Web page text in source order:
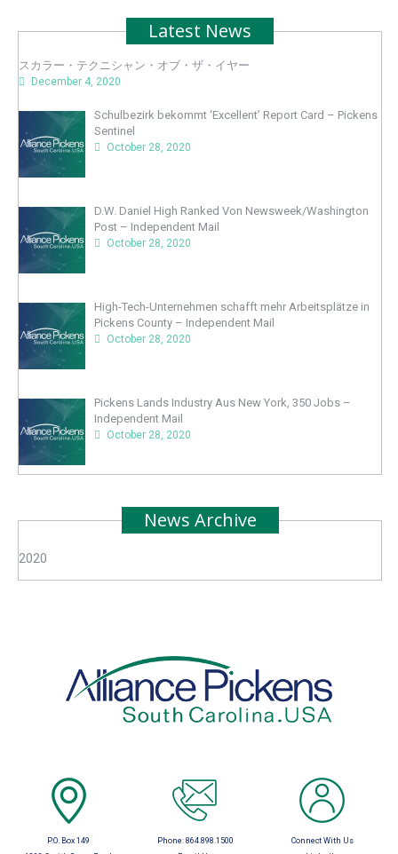
Latest News
スカラー・テクニシャン・オブ・ザ・イヤー
December 4, 2020
Schulbezirk bekommt ‘Excellent’ Report Card – Pickens
Sentinel
October 28, 2020
D.W. Daniel High Ranked Von Newsweek/Washington
Post – Independent Mail
October 28, 2020
High-Tech-Unternehmen schafft mehr Arbeitsplätze in
Pickens County – Independent Mail
October 28, 2020
Pickens Lands Industry Aus New York, 350 Jobs –
Independent Mail
October 28, 2020
News Archive
2020
P.O. Box 149
Phone: 864.898.1500
Connect With Us